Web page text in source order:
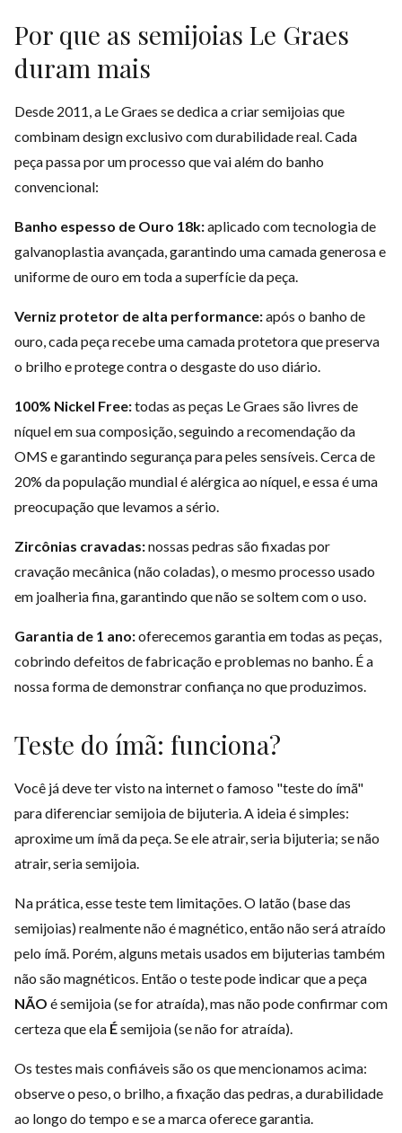
Por que as semijoias Le Graes
duram mais
Desde 2011, a Le Graes se dedica a criar semijoias que
combinam design exclusivo com durabilidade real. Cada
peça passa por um processo que vai além do banho
convencional:
Banho espesso de Ouro 18k:aplicado com tecnologia de
galvanoplastia avançada, garantindo uma camada generosa e
uniforme de ouro em toda a superfície da peça.
Verniz protetor de alta performance:após o banho de
ouro, cada peça recebe uma camada protetora que preserva
o brilho e protege contra o desgaste do uso diário.
100% Nickel Free:todas as peças Le Graes são livres de
níquel em sua composição, seguindo a recomendação da
OMS e garantindo segurança para peles sensíveis. Cerca de
20% da população mundial é alérgica ao níquel, e essa é uma
preocupação que levamos a sério.
Zircônias cravadas:nossas pedras são fixadas por
cravação mecânica (não coladas), o mesmo processo usado
em joalheria fina, garantindo que não se soltem com o uso.
Garantia de 1 ano:oferecemos garantia em todas as peças,
cobrindo defeitos de fabricação e problemas no banho. É a
nossa forma de demonstrar confiança no que produzimos.
Teste do ímã: funciona?
Você já deve ter visto na internet o famoso "teste do ímã"
para diferenciar semijoia de bijuteria. A ideia é simples:
aproxime um ímã da peça. Se ele atrair, seria bijuteria; se não
atrair, seria semijoia.
Na prática, esse teste tem limitações. O latão (base das
semijoias) realmente não é magnético, então não será atraído
pelo ímã. Porém, alguns metais usados em bijuterias também
não são magnéticos. Então o teste pode indicar que a peça
NÃO é semijoia (se for atraída), mas não pode confirmar com
certeza que ela Ésemijoia (se não for atraída).
Os testes mais confiáveis são os que mencionamos acima:
observe o peso, o brilho, a fixação das pedras, a durabilidade
ao longo do tempo e se a marca oferece garantia.